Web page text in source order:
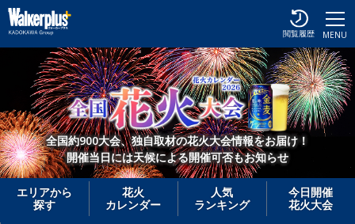
MENU
閲覧履歴
全国約900大会、独自取材の花火大会情報をお届け！
開催当日には天候による開催可否もお知らせ
エリアから
探す
花火
カレンダー
人気
ランキング
今日開催
花火大会